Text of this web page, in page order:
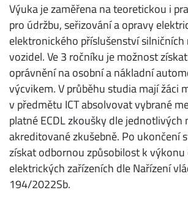
Výuka je zaměřena na teoretickou i
pro údržbu, seřizování a opravy
elektronického příslušenství
vozidel. Ve 3 ročníku je možnost
oprávnění na osobní a nákladní
výcvikem. V průběhu studia mají žáci
v předmětu ICT absolvovat vybrané
platné ECDL zkoušky dle jednotlivých
akreditované zkušebně. Po ukončení
získat odbornou způsobilost k
elektrických zařízeních dle Nařízení
194/2022Sb.